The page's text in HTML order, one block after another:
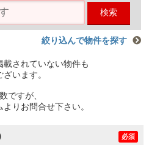
検索
絞り込んで物件を探す
載されていない物件も
ざいます。
ですが、
りお問合せ下さい。
必須